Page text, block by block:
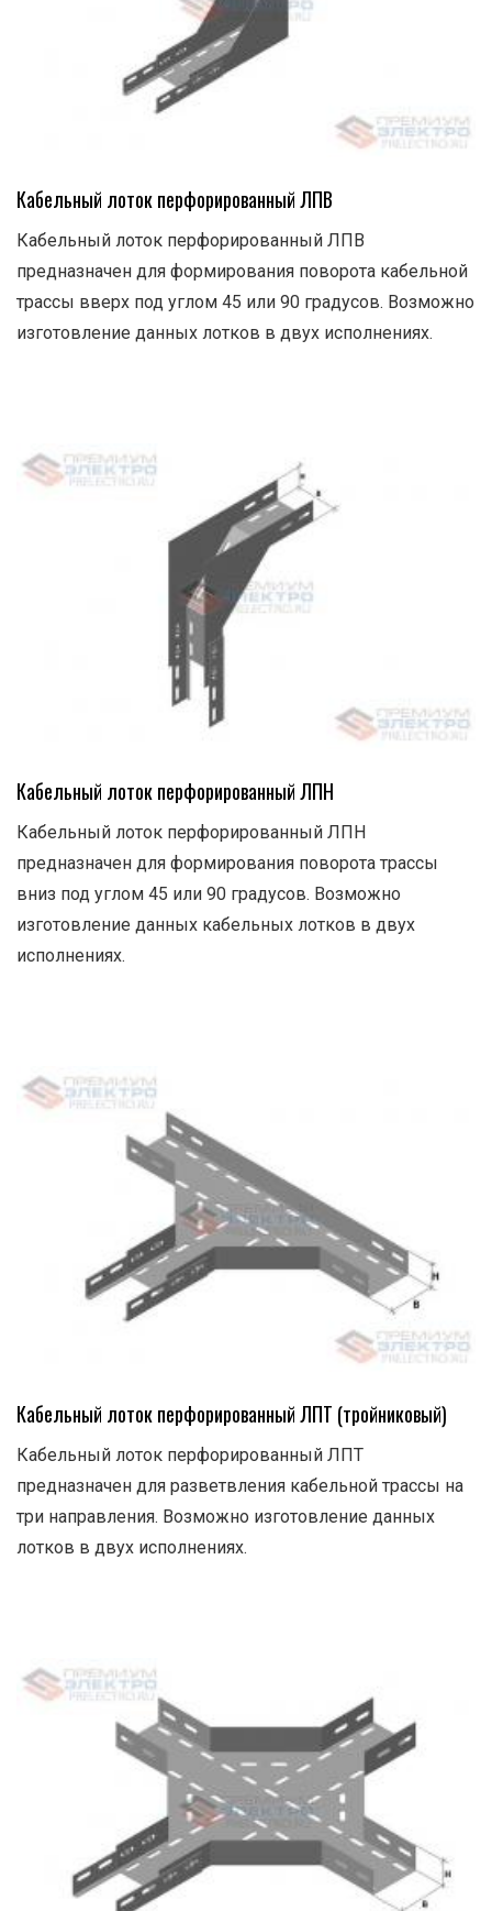
Кабельный лоток перфорированный ЛПВ
Кабельный лоток перфорированный ЛПВ
предназначен для формирования поворота кабельной
трассы вверх под углом 45 или 90 градусов. Возможно
изготовление данных лотков в двух исполнениях.
Кабельный лоток перфорированный ЛПН
Кабельный лоток перфорированный ЛПН
предназначен для формирования поворота трассы
вниз под углом 45 или 90 градусов. Возможно
изготовление данных кабельных лотков в двух
исполнениях.
Кабельный лоток перфорированный ЛПТ (тройниковый)
Кабельный лоток перфорированный ЛПТ
предназначен для разветвления кабельной трассы на
три направления. Возможно изготовление данных
лотков в двух исполнениях.